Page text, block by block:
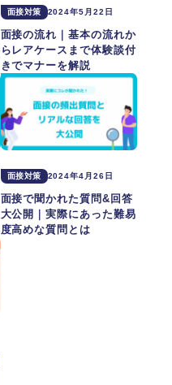
面接対策 2024年5月22日
面接の流れ｜基本の流れか
らレアケースまで体験談付
きでマナーを解説
面接対策 2024年4月26日
面接で聞かれた質問&回答
大公開｜実際にあった難易
度高めな質問とは